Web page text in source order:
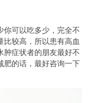
可以吃多少，完全不
较高，所以患有高血
肿症状者的朋友最好不
肥的话，最好咨询一下